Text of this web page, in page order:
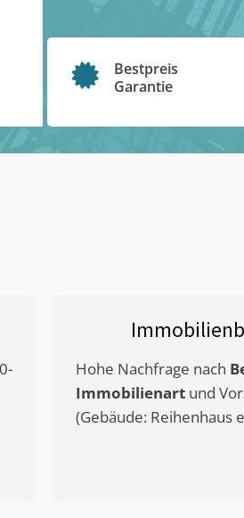
Bestpreis
Garantie
Hohe Nachfrage nach
Immobilienart und
(Gebäude: Reihenhaus